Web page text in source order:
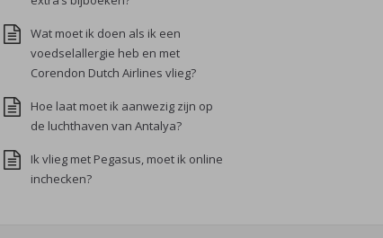
Wat moet ik doen als ik een
voedselallergie heb en met
Corendon Dutch Airlines vlieg?
Hoe laat moet ik aanwezig zijn op
de luchthaven van Antalya?
Ik vlieg met Pegasus, moet ik online
inchecken?